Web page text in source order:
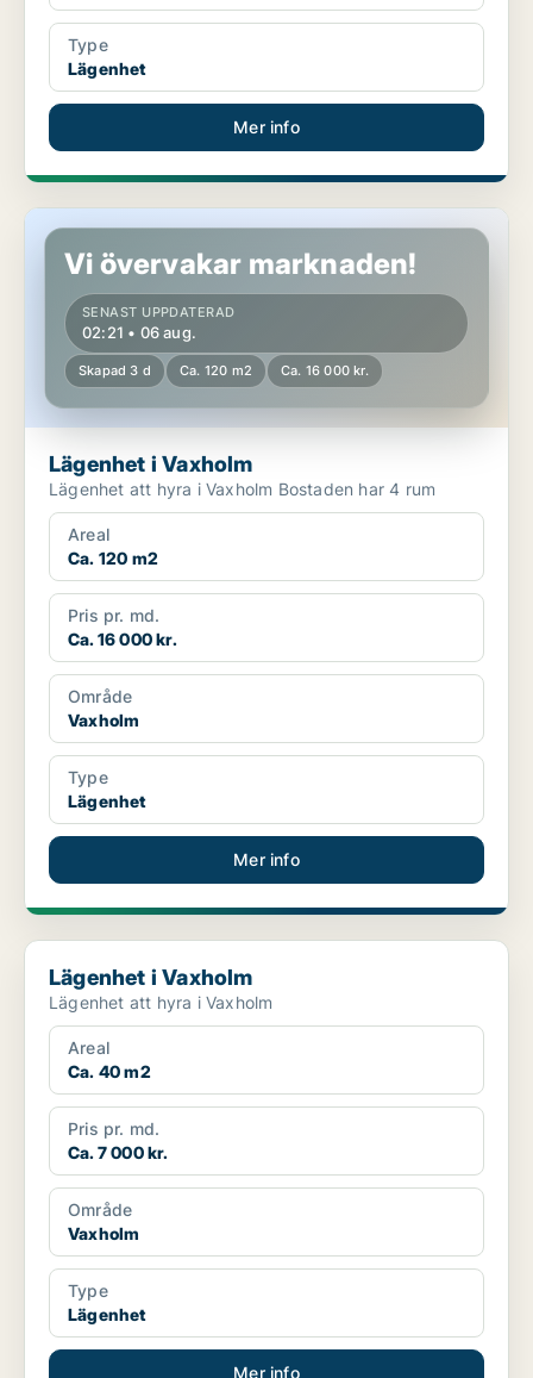
Type
Lägenhet
Mer info
Lägenhet i Vaxholm
Vi övervakar marknaden!
SENAST UPPDATERAD
02:21 • 06 aug.
Skapad 3 d Ca. 120 m2 Ca. 16 000 kr.
Lägenhet i Vaxholm
Lägenhet att hyra i Vaxholm Bostaden har 4 rum
Areal
Ca. 120 m2
Pris pr. md.
Ca. 16 000 kr.
Område
Vaxholm
Type
Lägenhet
Mer info
Lägenhet i Vaxholm
Lägenhet i Vaxholm
Lägenhet att hyra i Vaxholm
Areal
Ca. 40 m2
Pris pr. md.
Ca. 7 000 kr.
Område
Vaxholm
Type
Lägenhet
Mer info